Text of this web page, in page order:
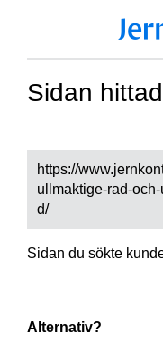
Sidan
https://
ullmaktige-rad-
d/
Sidan du sökte
Alternativ?